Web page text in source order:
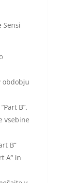
Sensi
obdobju
B”,
vsebine
B”
A” in